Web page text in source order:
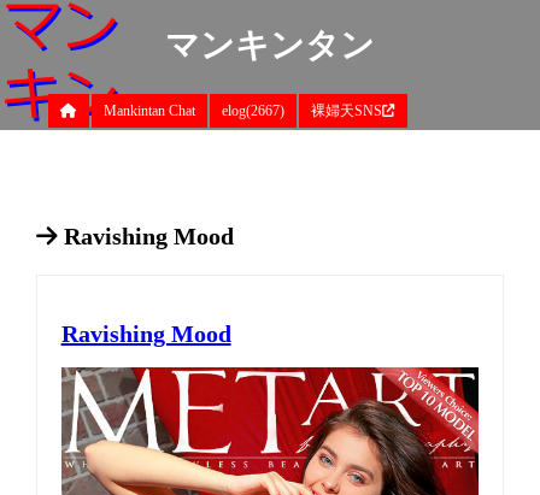
マンキンタン
Mankintan Chat elog(2667) 裸婦天SNS
Ravishing Mood
Ravishing Mood